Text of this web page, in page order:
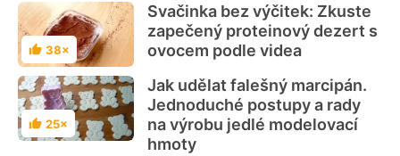
Hodnocení
38×
Svačinka bez výčitek: Zkuste
zapečený proteinový dezert s
ovocem podle videa
Hodnocení
25×
Jak udělat falešný marcipán.
Jednoduché postupy a rady
na výrobu jedlé modelovací
hmoty